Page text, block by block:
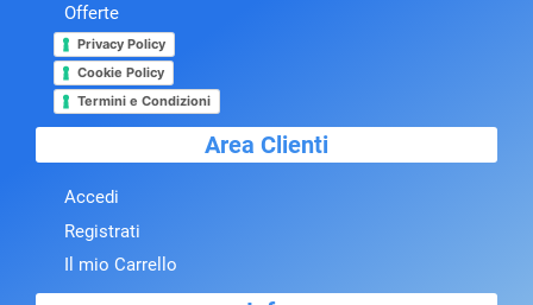
Offerte
Privacy Policy
Cookie Policy
Termini e Condizioni
Area Clienti
Accedi
Registrati
Il mio Carrello